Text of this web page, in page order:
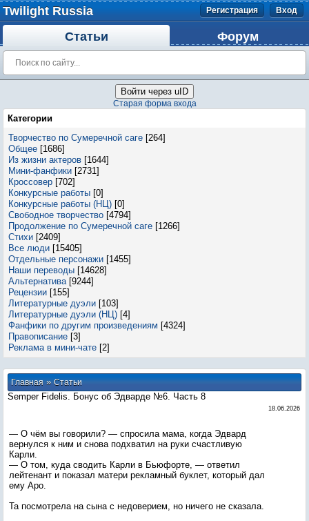
Twilight Russia Регистрация Вход
Статьи Форум
Войти через uID
Старая форма входа
Категории
Творчество по Сумеречной саге [264]
Общее [1686]
Из жизни актеров [1644]
Мини-фанфики [2731]
Кроссовер [702]
Конкурсные работы [0]
Конкурсные работы (НЦ) [0]
Свободное творчество [4794]
Продолжение по Сумеречной саге [1266]
Стихи [2409]
Все люди [15405]
Отдельные персонажи [1455]
Наши переводы [14628]
Альтернатива [9244]
Рецензии [155]
Литературные дуэли [103]
Литературные дуэли (НЦ) [4]
Фанфики по другим произведениям [4324]
Правописание [3]
Реклама в мини-чате [2]
Главная»Статьи
Semper Fidelis. Бонус об Эдварде №6. Часть 8
18.06.2026
— О чём вы говорили? — спросила мама, когда Эдвард
вернулся к ним и снова подхватил на руки счастливую
Карли.
— О том, куда сводить Карли в Бьюфорте, — ответил
лейтенант и показал матери рекламный буклет, который дал
ему Аро.
Та посмотрела на сына с недоверием, но ничего не сказала.